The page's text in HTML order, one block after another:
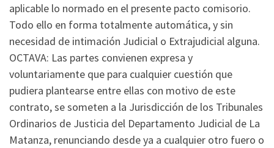
aplicable lo normado en el presente pacto comisorio.
Todo ello en forma totalmente automática, y sin
necesidad de intimación Judicial o Extrajudicial alguna.
OCTAVA: Las partes convienen expresa y
voluntariamente que para cualquier cuestión que
pudiera plantearse entre ellas con motivo de este
contrato, se someten a la Jurisdicción de los Tribunales
Ordinarios de Justicia del Departamento Judicial de La
Matanza, renunciando desde ya a cualquier otro fuero o